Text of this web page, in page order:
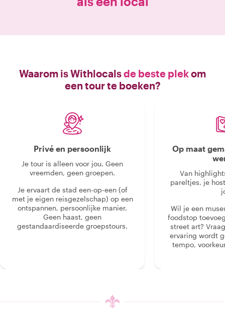
Waarom is Withlocalsde beste plekom
een tour te boeken?
Privé en persoonlijk
Je tour is alleen voor jou. Geen
vreemden, geen groepen.
Je ervaart de stad een-op-een (of
met je eigen reisgezelschap) op een
ontspannen, persoonlijke manier.
Geen haast, geen
gestandaardiseerde groepstours.
Op maat
Van
pareltjes, je
Wil je een
foodstop
street art?
ervaring wordt
tempo,